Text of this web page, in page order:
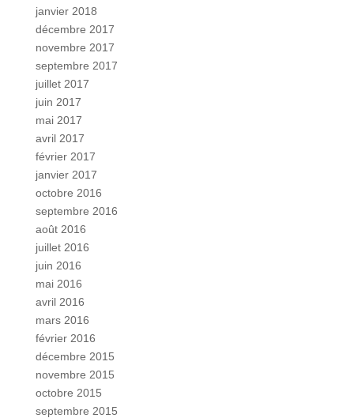
janvier 2018
décembre 2017
novembre 2017
septembre 2017
juillet 2017
juin 2017
mai 2017
avril 2017
février 2017
janvier 2017
octobre 2016
septembre 2016
août 2016
juillet 2016
juin 2016
mai 2016
avril 2016
mars 2016
février 2016
décembre 2015
novembre 2015
octobre 2015
septembre 2015